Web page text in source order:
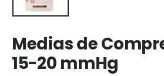
Medias de
15-20 mmHg